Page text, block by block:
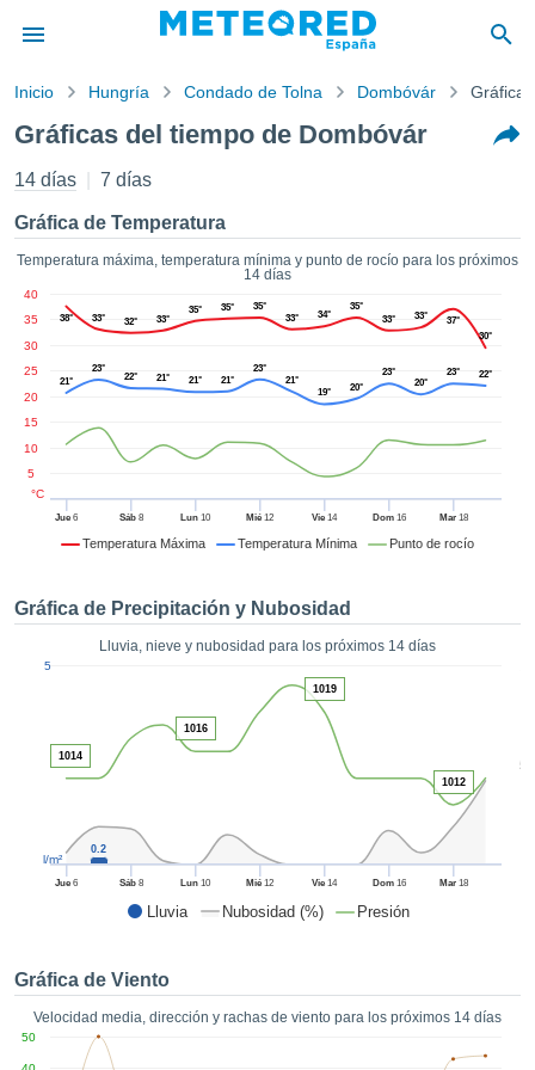
de
por
para
que la
que se
a este
las
y
forma
digital
basada
nuestra
a la
ya sean
nuestros
así como
un perfil
para
Inicio Hungría Condado de Tolna Dombóvár
Gráficas del tiempo de Dombóvár
14 días 7 días
Gráfica de Temperatura
Temperatura máxima, temperatura mínima y punto de rocío para los próximos
14 días
Temperatura Máxima Temperatura Mínima Punto de rocío
Jue 6 Sáb8 Lun 10 Mié 12 Vie 14 Dom16 Mar18
5
10
15
20
25
30
35
40
°C
38° 33° 32° 33°
35° 35°
35°
33°
34°
35°
33°
33°
37°
30°
21°
23°
22° 21° 21° 21°
23°
21°
19°
20°
23°
20°
23° 22°
Gráfica de Precipitación y Nubosidad
Lluvia, nieve y nubosidad para los próximos 14 días
Lluvia Nubosidad (%) Presión
50
Jue 6 Sáb8 Lun 10 Mié 12 Vie 14 Dom16 Mar18
5
l/m²
0.2
1014
1016
1019
1012
Gráfica de Viento
Velocidad media, dirección y rachas de viento para los próximos 14 días
50